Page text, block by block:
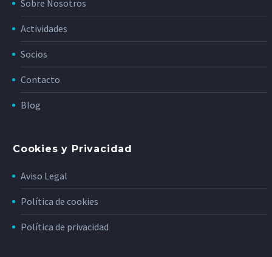
Sobre Nosotros
Actividades
Socios
Contacto
Blog
Cookies y Privacidad
Aviso Legal
Política de cookies
Política de privacidad